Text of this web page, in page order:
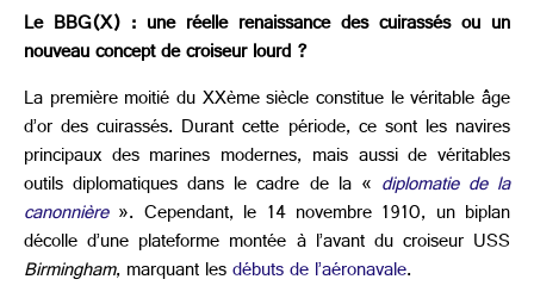
Le BBG(X) : une réelle renaissance des cuirassés ou un
nouveau concept de croiseur lourd ?
La première moitié du XXème siècle constitue le véritable âge
d’or des cuirassés. Durant cette période, ce sont les navires
principaux des marines modernes, mais aussi de véritables
outils diplomatiques dans le cadre de la « diplomatie de la
canonnière». Cependant, le 14 novembre 1910, un biplan
décolle d’une plateforme montée à l’avant du croiseur USS
Birmingham, marquant lesdébuts de l’aéronavale.